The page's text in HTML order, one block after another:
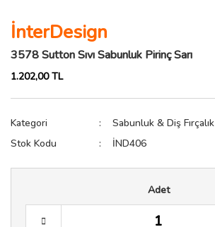
İnterDesign
3578 Sutton Sıvı Sabunluk Pirinç Sarı
1.202,00 TL
Kategori
Sabunluk & Diş Fırçalık
Stok Kodu
İND406
Adet